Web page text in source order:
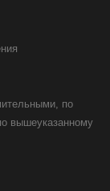
по
вышеуказанному